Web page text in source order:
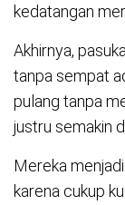
kedatangan
Akhirnya,
tanpa sempat
pulang tanpa
justru semakin
Mereka
karena cukup